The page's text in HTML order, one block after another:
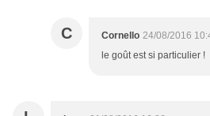
C Cornello 24/08/2016
le goût est si particulier !